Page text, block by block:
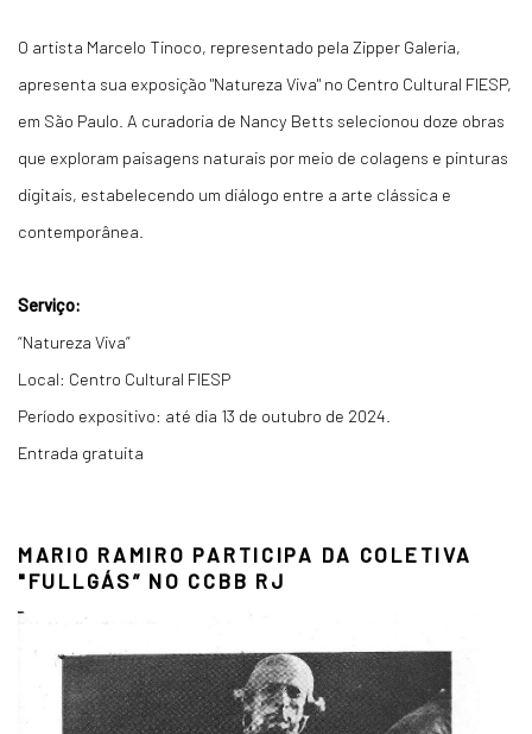
O artista Marcelo Tinoco, representado pela Zipper Galeria,
apresenta sua exposição "Natureza Viva" no Centro Cultural FIESP,
em São Paulo. A curadoria de Nancy Betts selecionou doze obras
que exploram paisagens naturais por meio de colagens e pinturas
digitais, estabelecendo um diálogo entre a arte clássica e
contemporânea.
Serviço:
“Natureza Viva”
Local: Centro Cultural FIESP
Período expositivo: até dia 13 de outubro de 2024.
Entrada gratuita
MARIO RAMIRO PARTICIPA DA COLETIVA
"FULLGÁS” NO CCBB RJ